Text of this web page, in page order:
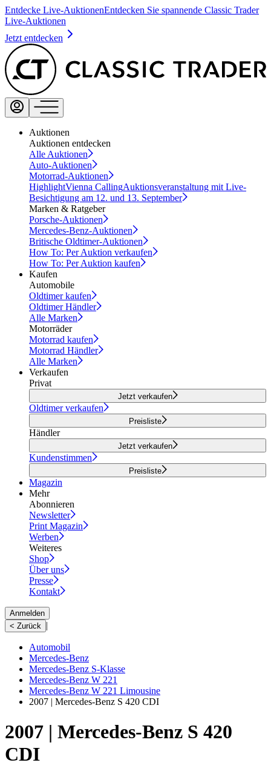
Entdecke Live-AuktionenEntdecken Sie spannende Classic Trader
Live-Auktionen
Jetzt entdecken
Auktionen
Auktionen entdecken
Alle Auktionen
Auto-Auktionen
Motorrad-Auktionen
HighlightVienna CallingAuktionsveranstaltung mit Live-
Besichtigung am 12. und 13. September
Marken & Ratgeber
Porsche-Auktionen
Mercedes-Benz-Auktionen
Britische Oldtimer-Auktionen
How To: Per Auktion verkaufen
How To: Per Auktion kaufen
Kaufen
Automobile
Oldtimer kaufen
Oldtimer Händler
Alle Marken
Motorräder
Motorrad kaufen
Motorrad Händler
Alle Marken
Verkaufen
Privat
Jetzt verkaufen
Oldtimer verkaufen
Preisliste
Händler
Jetzt verkaufen
Kundenstimmen
Preisliste
Magazin
Mehr
Abonnieren
Newsletter
Print Magazin
Werben
Weiteres
Shop
Über uns
Presse
Kontakt
Anmelden
< Zurück |
Automobil
Mercedes-Benz
Mercedes-Benz S-Klasse
Mercedes-Benz W 221
Mercedes-Benz W 221 Limousine
2007 | Mercedes-Benz S 420 CDI
2007 | Mercedes-Benz S 420
CDI